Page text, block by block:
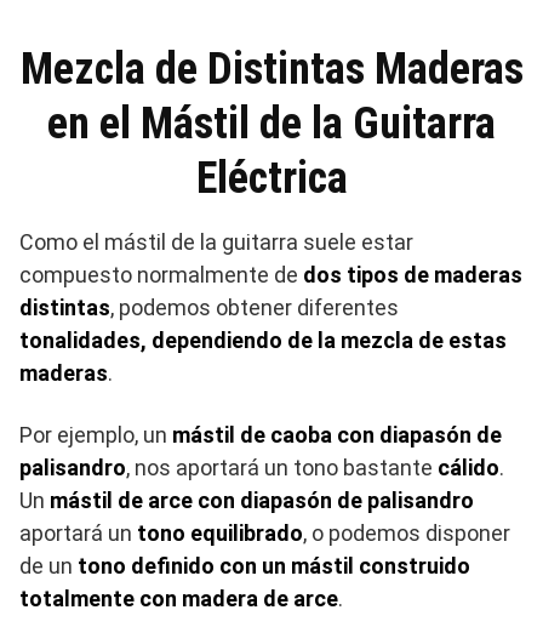
Mezcla de Distintas Maderas
en el Mástil de la Guitarra
Eléctrica
Como el mástil de la guitarra suele estar
compuesto normalmente de dos tipos de maderas
distintas, podemos obtener diferentes
tonalidades, dependiendo de la mezcla de estas
maderas.
Por ejemplo, un mástil de caoba con diapasón de
palisandro, nos aportará un tono bastante cálido.
Un mástil de arce con diapasón de palisandro
aportará un tono equilibrado, o podemos disponer
de un tono definido con un mástil construido
totalmente con madera de arce.